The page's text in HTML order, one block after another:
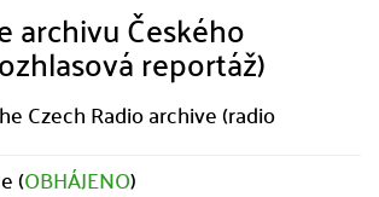
archivu Českého
reportáž)
Czech Radio archive (radio
(OBHÁJENO)